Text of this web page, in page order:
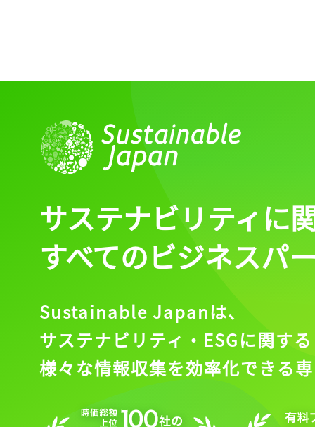
サステナビリティに
すべてのビジネスパ
Sustainable Japanは、
サステナビリティ・ESGに関する
様々な情報収集を効率化できる